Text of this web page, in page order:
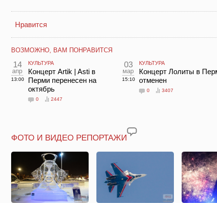
Нравится
ВОЗМОЖНО, ВАМ ПОНРАВИТСЯ
14
апр
13:00
КУЛЬТУРА
Концерт Artik | Asti в
Перми перенесен на
октябрь
0 2447
03
мар
15:10
КУЛЬТУРА
Концерт Лолиты в
отменен
0 3407
ФОТО И ВИДЕО РЕПОРТАЖИ